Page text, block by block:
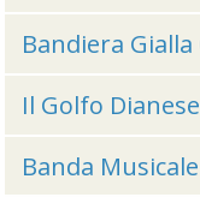
Bandiera
Il Golfo Dianese
Banda